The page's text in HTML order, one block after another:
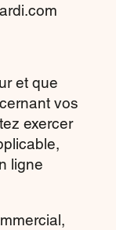
et que
vos
exercer
ligne